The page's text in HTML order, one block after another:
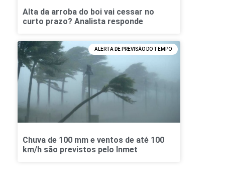
Alta da arroba do boi vai cessar no
curto prazo? Analista responde
ALERTA DE PREVISÃO DO TEMPO
Chuva de 100 mm e ventos de até 100
km/h são previstos pelo Inmet